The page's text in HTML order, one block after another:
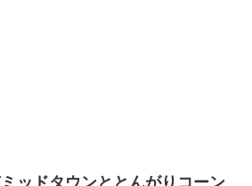
ッドタウンととんがりコーン